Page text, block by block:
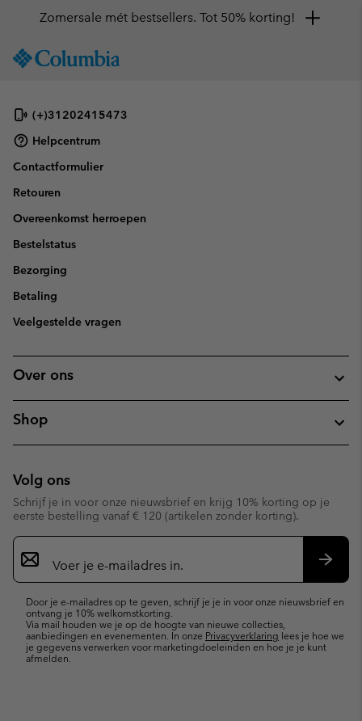
TO
TO
MAIN
NAV
TO
SEARCH
Zomersale mét bestsellers. Tot 50% korting!
(+)31202415473
Helpcentrum
Contactformulier
Retouren
Overeenkomst herroepen
Bestelstatus
Bezorging
Betaling
Veelgestelde vragen
Over ons
Shop
Volg ons
Schrijf je in voor onze nieuwsbrief en krijg 10% korting op je
eerste bestelling vanaf € 120 (artikelen zonder korting).
Aanmelden
voor
e-
Door je e-mailadres op te geven, schrijf je je in voor onze nieuwsbrief en
ontvang je 10% welkomstkorting.
Via mail houden we je op de hoogte van nieuwe collecties,
aanbiedingen en evenementen. In onze Privacyverklaring lees je hoe we
je gegevens verwerken voor marketingdoeleinden en hoe je je kunt
afmelden.